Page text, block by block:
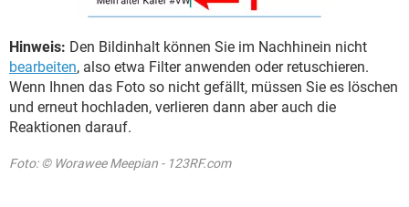
Hinweis: Den Bildinhalt können Sie im Nachhinein nicht
bearbeiten, also etwa Filter anwenden oder retuschieren.
Wenn Ihnen das Foto so nicht gefällt, müssen Sie es löschen
und erneut hochladen, verlieren dann aber auch die
Reaktionen darauf.
Foto: © Worawee Meepian - 123RF.com